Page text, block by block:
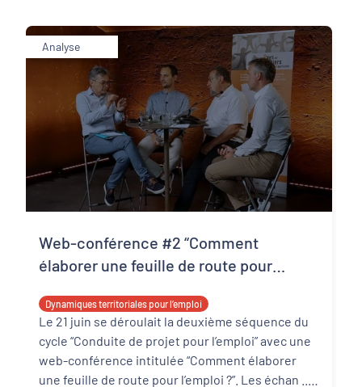
Analyse
Dynamiques territoriales pour l’emploi
Web-conférence #2 “Comment
élaborer une feuille de route pour
Le 21 juin se déroulait la deuxième séquence du
cycle “Conduite de projet pour l’emploi” avec une
web-conférence intitulée “Comment élaborer